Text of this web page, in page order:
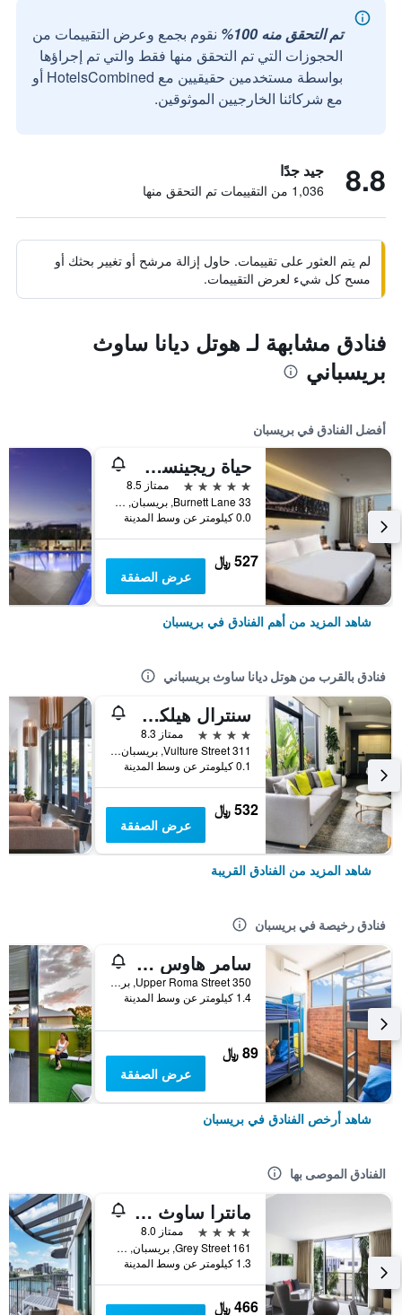
تم التحقق منه 100%
نقوم بجمع وعرض التقييمات من
الحجوزات التي تم التحقق منها فقط والتي تم إجراؤها
بواسطة مستخدمين حقيقيين مع HotelsCombined أو
مع شركائنا الخارجيين الموثوقين.
8.8 جيد جدًا
1,036 من التقييمات تم التحقق منها
لم يتم العثور على تقييمات. حاول إزالة مرشح أو تغيير بحثك أو
مسح كل شيء لعرض التقييمات.
فنادق مشابهة لـ هوتل ديانا ساوث
بريسباني
أفضل الفنادق في بريسبان
حياة ريجينسي بريباين
5 نجوم
ممتاز 8.5
33 Burnett Lane, بريسبان, QLD, أستراليا
0.0 كيلومتر عن وسط المدينة
527 ﷼
عرض الصفقة
شاهد المزيد من أهم الفنادق في بريسبان
فنادق بالقرب من هوتل ديانا ساوث بريسباني
سنترال هيلكريست أبارتمنت هوتل
4 نجوم
ممتاز 8.3
311 Vulture Street, بريسبان, QLD, أستراليا
0.1 كيلومتر عن وسط المدينة
532 ﷼
عرض الصفقة
شاهد المزيد من الفنادق القريبة
فنادق رخيصة في بريسبان
سامر هاوس بريسباين - هوستل
350 Upper Roma Street, بريسبان, QLD, أستراليا
1.4 كيلومتر عن وسط المدينة
89 ﷼
عرض الصفقة
شاهد أرخص الفنادق في بريسبان
الفنادق الموصى بها
مانترا ساوث بانك بريسبان
4 نجوم
ممتاز 8.0
161 Grey Street, بريسبان, QLD, أستراليا
1.3 كيلومتر عن وسط المدينة
466 ﷼